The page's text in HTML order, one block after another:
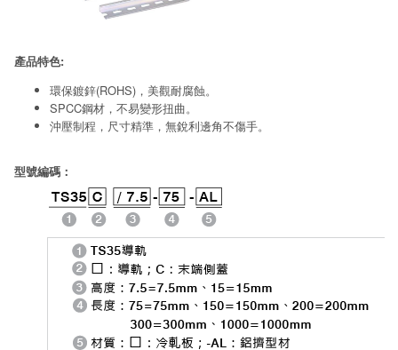
產品特色:
環保鍍鋅(ROHS)，美觀耐腐蝕。
SPCC鋼材，不易變形扭曲。
沖壓制程，尺寸精準，無銳利邊角不傷手。
型號編碼：